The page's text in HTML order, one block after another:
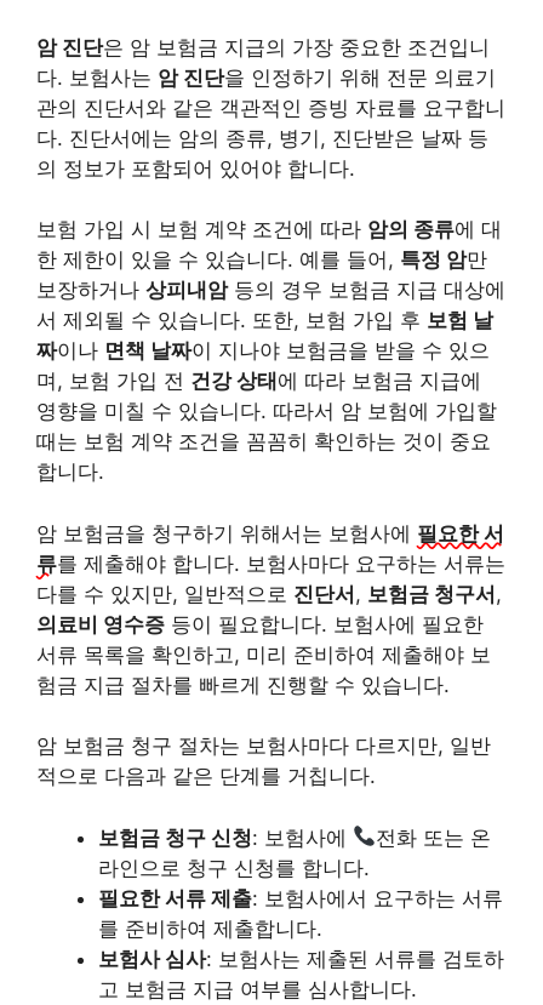
암 진단은 암 보험금 지급의 가장 중요한 조건입니
다. 보험사는 암 진단을 인정하기 위해 전문 의료기
관의 진단서와 같은 객관적인 증빙 자료를 요구합니
다. 진단서에는 암의 종류, 병기, 진단받은 날짜 등
의 정보가 포함되어 있어야 합니다.
보험 가입 시 보험 계약 조건에 따라 암의 종류에 대
한 제한이 있을 수 있습니다. 예를 들어, 특정 암만
보장하거나 상피내암등의 경우 보험금 지급 대상에
서 제외될 수 있습니다. 또한, 보험 가입 후 보험 날
짜이나 면책 날짜이 지나야 보험금을 받을 수 있으
며, 보험 가입 전 건강 상태 에 따라 보험금 지급에
영향을 미칠 수 있습니다. 따라서 암 보험에 가입할
때는 보험 계약 조건을 꼼꼼히 확인하는 것이 중요
합니다.
암 보험금을 청구하기 위해서는 보험사에 필요한 서
류를 제출해야 합니다. 보험사마다 요구하는 서류는
다를 수 있지만, 일반적으로 진단서, 보험금 청구서,
의료비 영수증 등이 필요합니다. 보험사에 필요한
서류 목록을 확인하고, 미리 준비하여 제출해야 보
험금 지급 절차를 빠르게 진행할 수 있습니다.
암 보험금 청구 절차는 보험사마다 다르지만, 일반
적으로 다음과 같은 단계를 거칩니다.
보험금 청구 신청: 보험사에
전화 또는 온
라인으로 청구 신청를 합니다.
필요한 서류 제출: 보험사에서 요구하는 서류
를 준비하여 제출합니다.
보험사 심사: 보험사는 제출된 서류를 검토하
고 보험금 지급 여부를 심사합니다.